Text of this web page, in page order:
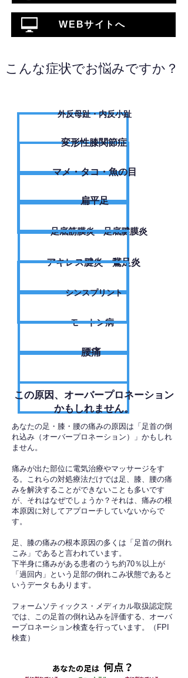
WEBサイトへ
こんな症状でお悩みですか？
外反母趾・内反小趾
変形性膝関節症
​マメ・タコ・魚の目
扁平足
足底筋膜炎・足底腱膜炎
アキレス腱炎・鵞足炎
シンスプリント
モートン病
腰痛
​この原因、オーバープロネーション
かもしれません。
あなたの足・膝・腰の痛みの原因は「足首の倒
れ込み（オーバープロネーション）」かもしれ
ません。
痛みが出た部位に電気治療やマッサージをす
る。これらの対処療法だけでは足、膝、腰の痛
みを解決することができないことも多いです
が、それはなぜでしょうか？それは、痛みの根
本原因に対してアプローチしていないからで
す。
足、膝の痛みの根本原因の多くは「足首の倒れ
こみ」であると言われています。
下半身に痛みがある患者のうち約70％以上が
「過回内」という足部の倒れこみ状態であると
いうデータもあります。
フォームソティックス・メディカル取扱認定院
では、この足首の倒れ込みを評価する、オーバ
ープロネーション検査を行っています。（FPI
検査）​